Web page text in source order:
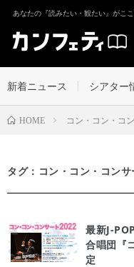
あなたの『読みたい・観たい』がここ
新着ニュース シアター
HOME コン・コン・コ
タグ：コン・コン・コンサ
最新J-
合唱団『
定